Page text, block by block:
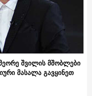
შვილის მშობლები
მასალა გავყინეთ